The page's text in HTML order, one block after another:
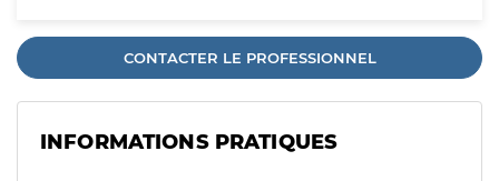
CONTACTER LE PROFESSIONNEL
INFORMATIONS PRATIQUES